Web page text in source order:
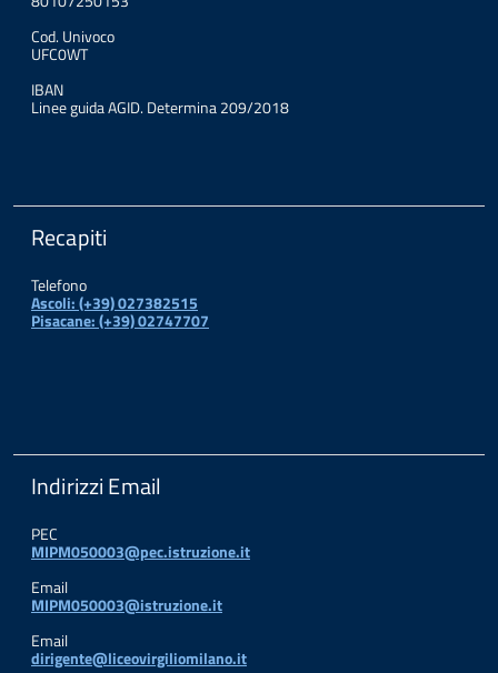
Cod. Univoco
UFC0WT
IBAN
Linee guida AGID. Determina 209/2018
Recapiti
Telefono
Ascoli: (+39) 027382515
Pisacane: (+39) 02747707
Indirizzi Email
PEC
MIPM050003@pec.istruzione.it
Email
MIPM050003@istruzione.it
Email
dirigente@liceovirgiliomilano.it